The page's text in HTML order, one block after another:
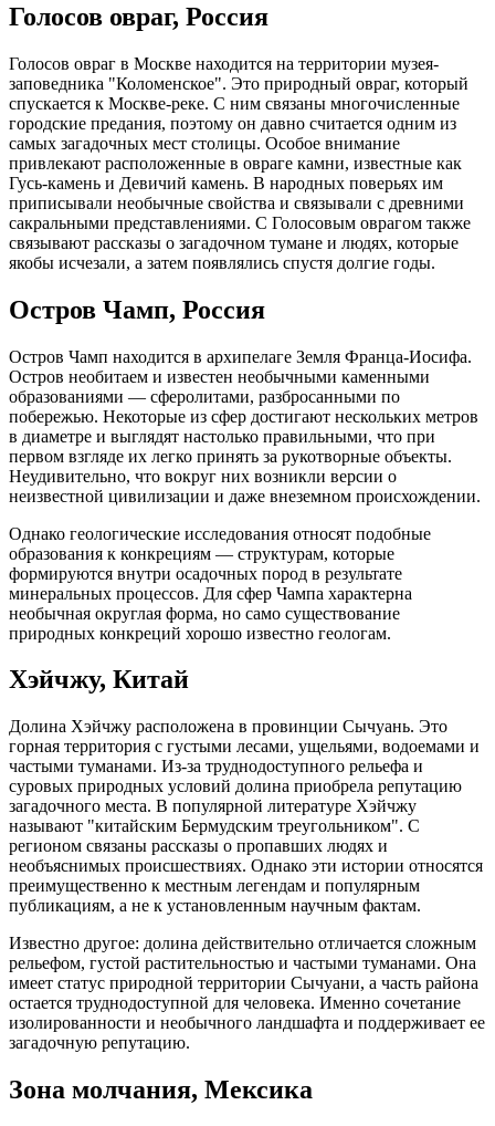
Голосов овраг, Россия
Голосов овраг в Москве находится на территории музея-
заповедника "Коломенское". Это природный овраг, который
спускается к Москве-реке. С ним связаны многочисленные
городские предания, поэтому он давно считается одним из
самых загадочных мест столицы. Особое внимание
привлекают расположенные в овраге камни, известные как
Гусь-камень и Девичий камень. В народных поверьях им
приписывали необычные свойства и связывали с древними
сакральными представлениями. С Голосовым оврагом также
связывают рассказы о загадочном тумане и людях, которые
якобы исчезали, а затем появлялись спустя долгие годы.
Остров Чамп, Россия
Остров Чамп находится в архипелаге Земля Франца-Иосифа.
Остров необитаем и известен необычными каменными
образованиями — сферолитами, разбросанными по
побережью. Некоторые из сфер достигают нескольких метров
в диаметре и выглядят настолько правильными, что при
первом взгляде их легко принять за рукотворные объекты.
Неудивительно, что вокруг них возникли версии о
неизвестной цивилизации и даже внеземном происхождении.
Однако геологические исследования относят подобные
образования к конкрециям — структурам, которые
формируются внутри осадочных пород в результате
минеральных процессов. Для сфер Чампа характерна
необычная округлая форма, но само существование
природных конкреций хорошо известно геологам.
Хэйчжу, Китай
Долина Хэйчжу расположена в провинции Сычуань. Это
горная территория с густыми лесами, ущельями, водоемами и
частыми туманами. Из-за труднодоступного рельефа и
суровых природных условий долина приобрела репутацию
загадочного места. В популярной литературе Хэйчжу
называют "китайским Бермудским треугольником". С
регионом связаны рассказы о пропавших людях и
необъяснимых происшествиях. Однако эти истории относятся
преимущественно к местным легендам и популярным
публикациям, а не к установленным научным фактам.
Известно другое: долина действительно отличается сложным
рельефом, густой растительностью и частыми туманами. Она
имеет статус природной территории Сычуани, а часть района
остается труднодоступной для человека. Именно сочетание
изолированности и необычного ландшафта и поддерживает ее
загадочную репутацию.
Зона молчания, Мексика